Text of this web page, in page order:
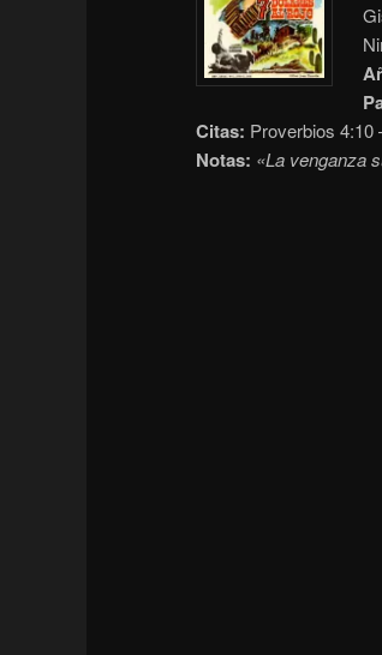
Citas: Proverbios 4:10
Notas: «La venganza